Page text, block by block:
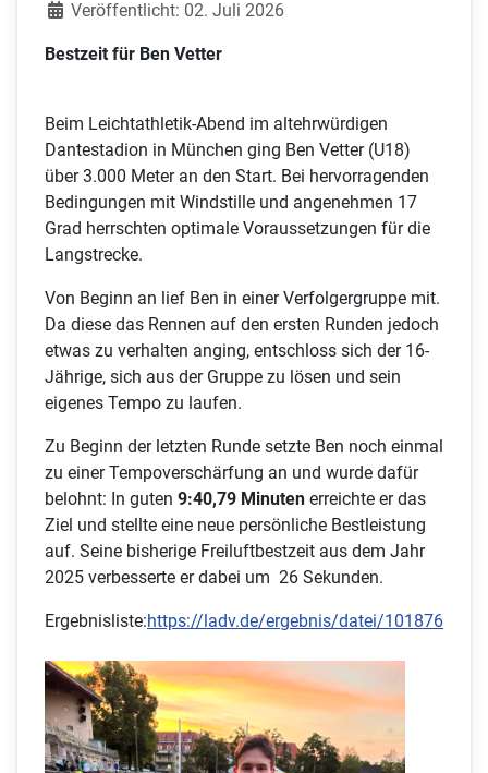
Veröffentlicht: 02. Juli 2026
Bestzeit für Ben Vetter
Beim Leichtathletik-Abend im altehrwürdigen
Dantestadion in München ging Ben Vetter (U18)
über 3.000 Meter an den Start. Bei hervorragenden
Bedingungen mit Windstille und angenehmen 17
Grad herrschten optimale Voraussetzungen für die
Langstrecke.
Von Beginn an lief Ben in einer Verfolgergruppe mit.
Da diese das Rennen auf den ersten Runden jedoch
etwas zu verhalten anging, entschloss sich der 16-
Jährige, sich aus der Gruppe zu lösen und sein
eigenes Tempo zu laufen.
Zu Beginn der letzten Runde setzte Ben noch einmal
zu einer Tempoverschärfung an und wurde dafür
belohnt: In guten 9:40,79 Minuten erreichte er das
Ziel und stellte eine neue persönliche Bestleistung
auf. Seine bisherige Freiluftbestzeit aus dem Jahr
2025 verbesserte er dabei um 26 Sekunden.
Ergebnisliste:https://ladv.de/ergebnis/datei/101876